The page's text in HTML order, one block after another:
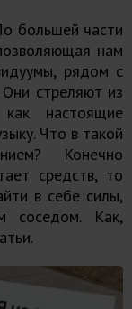
большей части
нам
рядом с
стреляют из
настоящие
Что в такой
Конечно
средств, то
в себе силы,
соседом. Как,